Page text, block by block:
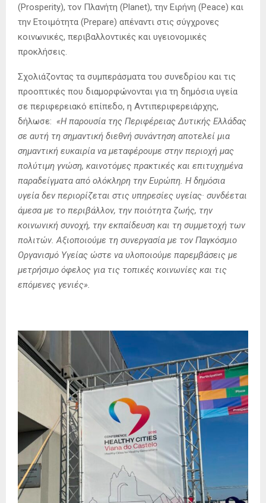
(Prosperity), τον Πλανήτη (Planet), την Ειρήνη (Peace) και
την Ετοιμότητα (Prepare) απέναντι στις σύγχρονες
κοινωνικές, περιβαλλοντικές και υγειονομικές
προκλήσεις.
Σχολιάζοντας τα συμπεράσματα του συνεδρίου και τις
προοπτικές που διαμορφώνονται για τη δημόσια υγεία
σε περιφερειακό επίπεδο, η Αντιπεριφερειάρχης,
δήλωσε: «Η παρουσία της Περιφέρειας Δυτικής Ελλάδας
σε αυτή τη σημαντική διεθνή συνάντηση αποτελεί μια
σημαντική ευκαιρία να μεταφέρουμε στην περιοχή μας
πολύτιμη γνώση, καινοτόμες πρακτικές και επιτυχημένα
παραδείγματα από ολόκληρη την Ευρώπη. Η δημόσια
υγεία δεν περιορίζεται στις υπηρεσίες υγείας· συνδέεται
άμεσα με το περιβάλλον, την ποιότητα ζωής, την
κοινωνική συνοχή, την εκπαίδευση και τη συμμετοχή των
πολιτών. Αξιοποιούμε τη συνεργασία με τον Παγκόσμιο
Οργανισμό Υγείας ώστε να υλοποιούμε παρεμβάσεις με
μετρήσιμο όφελος για τις τοπικές κοινωνίες και τις
επόμενες γενιές».